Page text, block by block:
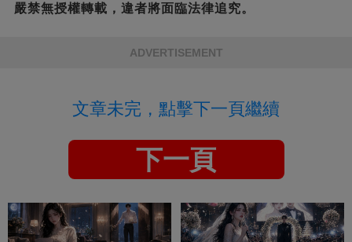
嚴禁無授權轉載，違者將面臨法律追究。
ADVERTISEMENT
文章未完，點擊下一頁繼續
下一頁